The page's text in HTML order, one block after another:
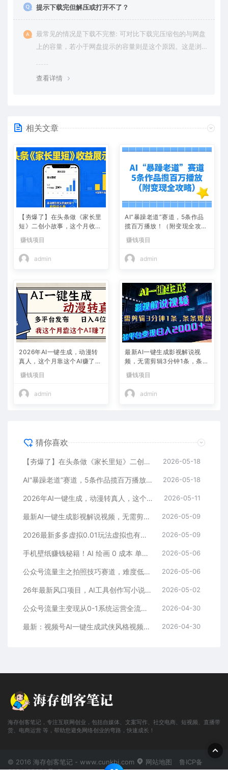
提示下载完但解压或打开不了？
最常见的情况是下载不完整: 可对比下载完压缩包的与网盘
上的容量，若小于网盘提示的容量则是这个原因。这是浏
查看详情
相关文章
【夯爆了】在头条做《家长里
短》二创小故事，这个月收益
赚钱项目
admin
AI“暴躁老道”赛道，5条作品
揽百万播放！（附变现全攻
赚钱项目
admin
2026年AI一键生成，动漫转
真人，这个月靠这个AI赚了2
W+
赚钱项目
admin
最新AI一键生成影视解说视
频，无需剪辑3分钟1条，条条
爆款，多平台变现日入2000
+
赚钱项目
admin
猜你喜欢
【夯爆了】在头条做《家长里短》二创小故事，这个月收益2w+ 2026-05-18
AI“暴躁老道”赛道，5条作品揽百万播放！（附变现全攻略） 2026-05-18
2026年AI一键生成，动漫转真人，这个月靠这个AI赚了2W+ 2026-05-11
最新AI一键生成影视解说视频，无需剪辑3分钟1条，条条爆款，多平台变现日入2000+ 2026-05-09
2026最新多多虚拟0.01玩法虚拟也有新门路轻松日入2500! 2026-05-09
手机壁纸赚钱秘籍！AI 绘画 0 成本 单店狂销 3.8 万单 2026-05-06
公众号流量主之拍照技巧赛道，难度低+流量大，起号第一篇就爆了10w阅读！ 2026-05-06
26年最新风口项目，AI工具创作写小说，轻松实现日入1000+ 2026-05-02
公众号流量主变现从0-1系统运营全流程讲解！ 2026-04-30
最新：视频号AI一键生成武侠风格视频，狂撸视频号分成收益，学完轻松日入1000+ 2026-04-30
海存创客笔记，专注互联网创业，包括自媒体、文案写作、社交电商、短视频、直播带
货、电商运营 等，帮助您避免网络创业的弯路，快速成长！
© 2016 海存创客笔记 - www.cunkbj.com 网站地图
鲁ICP备